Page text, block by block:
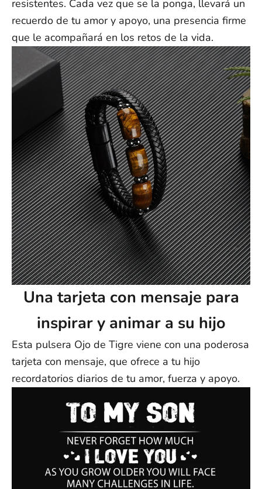
resistentes. Cada vez que se la ponga, llevará un
recuerdo de tu amor y apoyo, una presencia firme
que le acompañará en los retos de la vida.
Una tarjeta con mensaje para
inspirar y animar a su hijo
Esta pulsera Ojo de Tigre viene con una poderosa
tarjeta con mensaje, que ofrece a tu hijo
recordatorios diarios de tu amor, fuerza y apoyo.